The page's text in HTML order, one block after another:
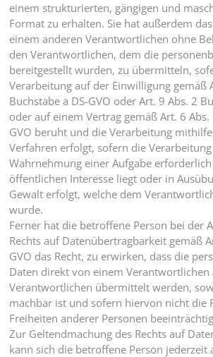
einem strukturierten, gängigen und
Format zu erhalten. Sie hat außerdem
einem anderen Verantwortlichen ohne
den Verantwortlichen, dem die
bereitgestellt wurden, zu übermitteln,
Verarbeitung auf der Einwilligung gemäß
Buchstabe a DS-GVO oder Art. 9 Abs. 2
oder auf einem Vertrag gemäß Art. 6 Abs.
GVO beruht und die Verarbeitung
Verfahren erfolgt, sofern die
Wahrnehmung einer Aufgabe
öffentlichen Interesse liegt oder in
Gewalt erfolgt, welche dem
wurde.
Ferner hat die betroffene Person bei der
Rechts auf Datenübertragbarkeit gemäß
GVO das Recht, zu erwirken, dass die
Daten direkt von einem Verantwortlichen
Verantwortlichen übermittelt werden,
machbar ist und sofern hiervon nicht die
Freiheiten anderer Personen
Zur Geltendmachung des Rechts auf
kann sich die betroffene Person jederzeit